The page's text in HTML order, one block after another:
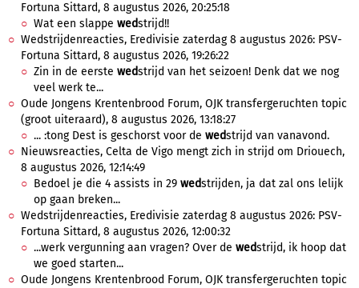
Fortuna Sittard, 8 augustus 2026, 20:25:18
Wat een slappe wedstrijd!!
Wedstrijdenreacties, Eredivisie zaterdag 8 augustus 2026: PSV-
Fortuna Sittard, 8 augustus 2026, 19:26:22
Zin in de eerste wedstrijd van het seizoen! Denk dat we nog
veel werk te...
Oude Jongens Krentenbrood Forum, OJK transfergeruchten topic
(groot uiteraard), 8 augustus 2026, 13:18:27
... :tong Dest is geschorst voor de wedstrijd van vanavond.
Nieuwsreacties, Celta de Vigo mengt zich in strijd om Driouech,
8 augustus 2026, 12:14:49
Bedoel je die 4 assists in 29 wedstrijden, ja dat zal ons lelijk
op gaan breken...
Wedstrijdenreacties, Eredivisie zaterdag 8 augustus 2026: PSV-
Fortuna Sittard, 8 augustus 2026, 12:00:32
...werk vergunning aan vragen? Over de wedstrijd, ik hoop dat
we goed starten...
Oude Jongens Krentenbrood Forum, OJK transfergeruchten topic